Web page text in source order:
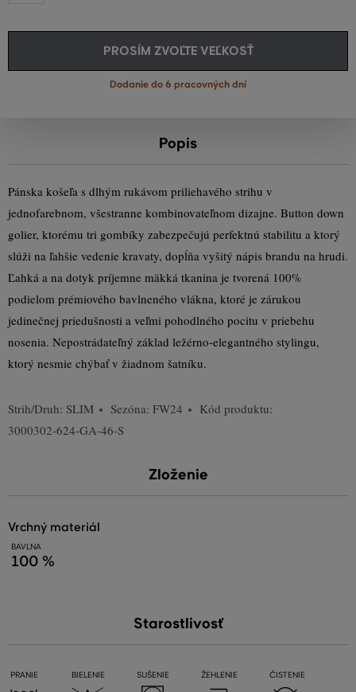
PROSÍM ZVOĽTE VEĽKOSŤ
Dodanie do 6 pracovných dní
Popis
Pánska košeľa s dlhým rukávom priliehavého strihu v
jednofarebnom, všestranne kombinovateľnom dizajne. Button down
golier, ktorému tri gombíky zabezpečujú perfektnú stabilitu a ktorý
slúži na ľahšie vedenie kravaty, dopĺňa vyšitý nápis brandu na hrudi.
Ľahká a na dotyk príjemne mäkká tkanina je tvorená 100%
podielom prémiového bavlneného vlákna, ktoré je zárukou
jedinečnej priedušnosti a veľmi pohodlného pocitu v priebehu
nosenia. Nepostrádateľný základ ležérno-elegantného stylingu,
ktorý nesmie chýbať v žiadnom šatníku.
Strih/Druh: SLIM Sezóna: FW24
Kód produktu:
3000302-624-GA-46-S
Zloženie
vrchný materiál
BAVLNA
100 %
Starostlivosť
PRANIE BIELENIE SUŠENIE ŽEHLENIE ČISTENIE